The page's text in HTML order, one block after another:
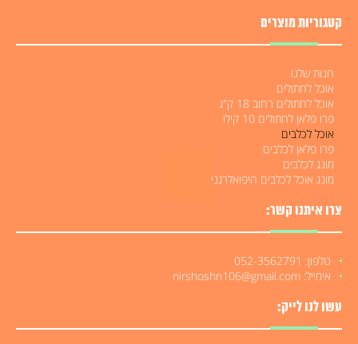
קטגוריות מוצרים
חנות שלנו
אוכל לחתולים
אוכל לחתולים רחוב 18 ק"ג
פרו פלאן לחתולים 10 קילו
אוכל לכלבים
פרו פלאן לכלבים
מונג לכלבים
מונג אוכל לכלבים היפואלרגני
צרו איתנו קשר:
טלפון: 052-3562791
אימייל: nirshoshn106@gmail.com
עשו לנו לייק: